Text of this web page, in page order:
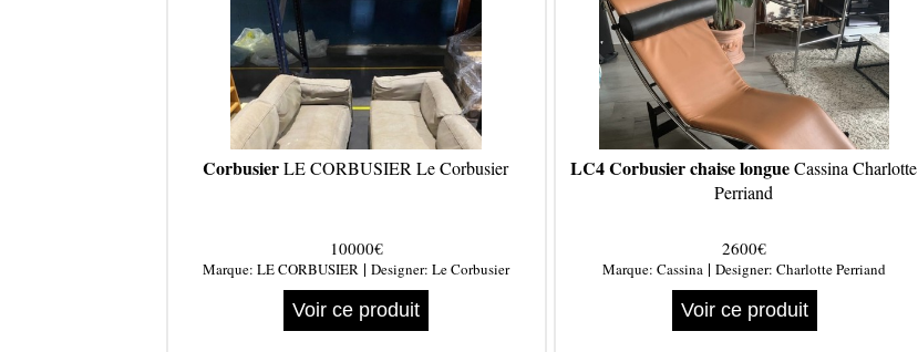
CorbusierLE CORBUSIER Le Corbusier
10000€
Marque: LE CORBUSIER | Designer: Le Corbusier
Voir ce produit
LC4 Corbusier chaise longueCassina Charlotte
Perriand
2600€
Marque: Cassina | Designer: Charlotte Perriand
Voir ce produit